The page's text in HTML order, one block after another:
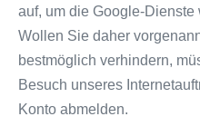
auf, um die Google-Dienste
Wollen Sie daher
bestmöglich verhindern,
Besuch unseres
Konto abmelden.